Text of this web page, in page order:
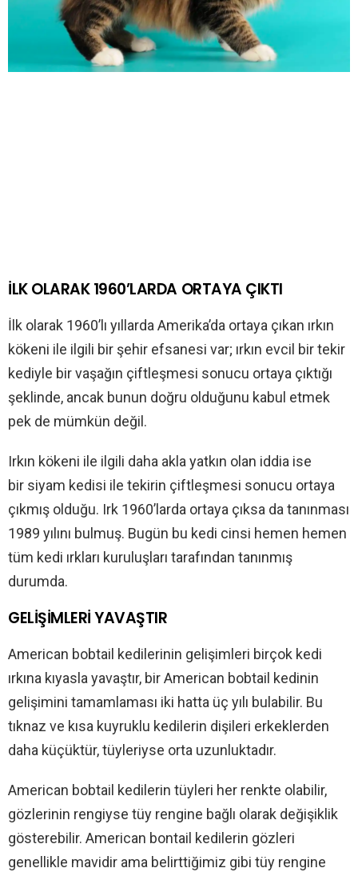
İLK OLARAK 1960’LARDA ORTAYA ÇIKTI
İlk olarak 1960’lı yıllarda Amerika’da ortaya çıkan ırkın
kökeni ile ilgili bir şehir efsanesi var; ırkın evcil bir tekir
kediyle bir vaşağın çiftleşmesi sonucu ortaya çıktığı
şeklinde, ancak bunun doğru olduğunu kabul etmek
pek de mümkün değil.
Irkın kökeni ile ilgili daha akla yatkın olan iddia ise
bir siyam kedisi ile tekirin çiftleşmesi sonucu ortaya
çıkmış olduğu. Irk 1960’larda ortaya çıksa da tanınması
1989 yılını bulmuş. Bugün bu kedi cinsi hemen hemen
tüm kedi ırkları kuruluşları tarafından tanınmış
durumda.
GELİŞİMLERİ YAVAŞTIR
American bobtail kedilerinin gelişimleri birçok kedi
ırkına kıyasla yavaştır, bir American bobtail kedinin
gelişimini tamamlaması iki hatta üç yılı bulabilir. Bu
tıknaz ve kısa kuyruklu kedilerin dişileri erkeklerden
daha küçüktür, tüyleriyse orta uzunluktadır.
American bobtail kedilerin tüyleri her renkte olabilir,
gözlerinin rengiyse tüy rengine bağlı olarak değişiklik
gösterebilir. American bontail kedilerin gözleri
genellikle mavidir ama belirttiğimiz gibi tüy rengine